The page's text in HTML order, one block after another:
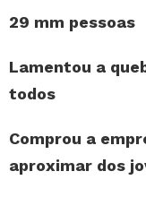
29 mm pessoas
Lamentou a
todos
Comprou a
aproximar dos